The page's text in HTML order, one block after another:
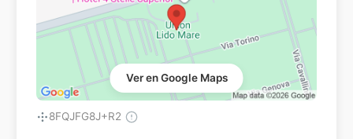
Ver en Google Maps
8FQJFG8J+R2